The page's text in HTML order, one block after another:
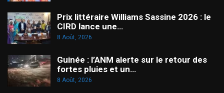
Prix littéraire Williams Sassine 2026 : le
CIRD lance une…
8 Août, 2026
Guinée : l’ANM alerte sur le retour des
fortes pluies et un…
8 Août, 2026